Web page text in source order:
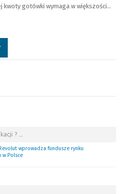
kwoty gotówki wymaga w większości…
? …
wprowadza fundusze rynku
Polsce